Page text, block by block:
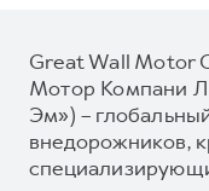
Great Wall Motor
Мотор Компани
Эм») –
внедорожников,